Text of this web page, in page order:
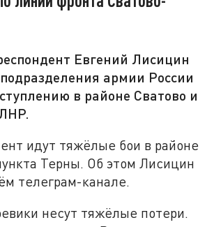
Евгений Лисицин
армии России
в районе Сватово и
идут тяжёлые бои в районе
Терны. Об этом Лисицин
телеграм-канале.
несут тяжёлые потери.